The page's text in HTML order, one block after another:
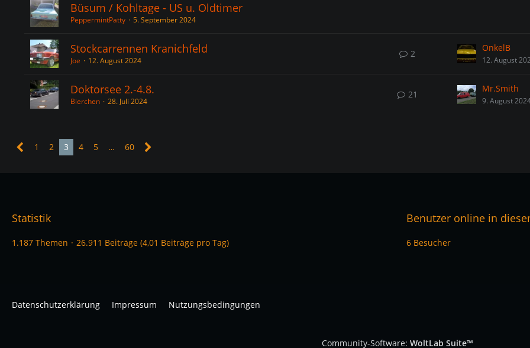
Büsum / Kohltage - US u. Oldtimer
PeppermintPatty 5. September 2024
Stockcarrennen Kranichfeld
Joe 12. August 2024
2
OnkelB
12. August
Doktorsee 2.-4.8.
Bierchen 28. Juli 2024
21
Mr.Smith
9. August
1 2 3 4 5 … 60
Statistik
1.187 Themen 26.911 Beiträge (4,01 Beiträge pro Tag)
Benutzer online in
6 Besucher
Datenschutzerklärung Impressum Nutzungsbedingungen
Community-Software: WoltLab Suite™